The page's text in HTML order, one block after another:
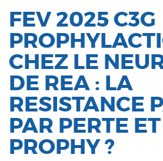
FEV 2025 C3G
CHEZ LE
DE REA : LA
RESISTANCE
PAR PERTE ET
PROPHY ?